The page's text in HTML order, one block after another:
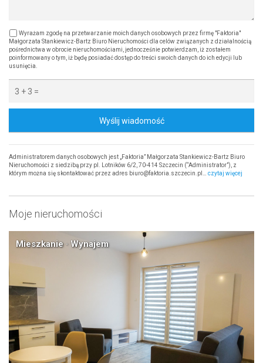
Wyrażam zgodę na przetwarzanie moich danych osobowych przez firmę "Faktoria"
Małgorzata Stankiewicz-Bartz Biuro Nieruchomości dla celów związanych z działalnością
pośrednictwa w obrocie nieruchomościami, jednocześnie potwierdzam, iż zostałem
poinformowany o tym, iż będę posiadać dostęp do treści swoich danych do ich edycji lub
usunięcia.
Wyślij wiadomość
Administratorem danych osobowych jest „Faktoria” Małgorzata Stankiewicz-Bartz Biuro
Nieruchomości z siedzibą przy pl. Lotników 6/2, 70-414 Szczecin (“Administrator”), z
którym można się skontaktować przez adres biuro@faktoria.szczecin.pl… czytaj więcej
Moje nieruchomości
Mieszkanie · Wynajem